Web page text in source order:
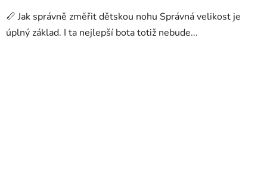
📏 Jak správně změřit dětskou nohu Správná velikost je
úplný základ. I ta nejlepší bota totiž nebude...